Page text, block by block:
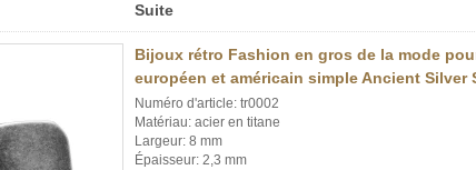
Suite
Bijoux rétro Fashion en gros de la mode
européen et américain simple Ancient Silver
Numéro d'article: tr0002
Matériau: acier en titane
Largeur: 8 mm
Épaisseur: 2,3 mm